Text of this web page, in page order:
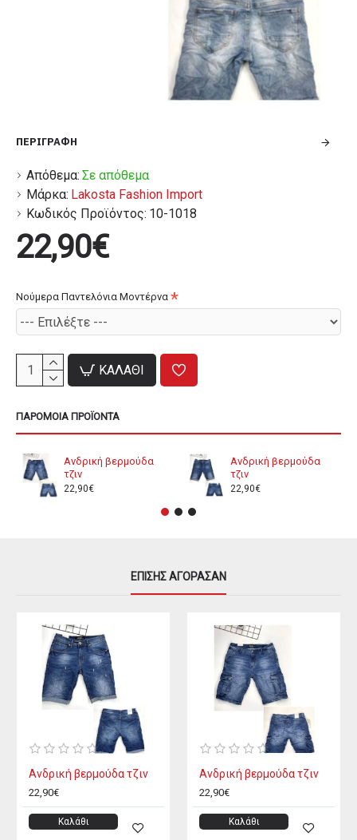
ΠΕΡΙΓΡΑΦΉ
22,90€
Απόθεμα: Σε απόθεμα
Μάρκα: Lakosta Fashion Import
Κωδικός Προϊόντος: 10-1018
Νούμερα Παντελόνια Μοντέρνα
ΚΑΛΆΘΙ
ΠΑΡΌΜΟΙΑ ΠΡΟΪΌΝΤΑ
Ανδρική βερμούδα
τζιν
22,90€
Ανδρική βερμούδα
τζιν
22,90€
ΕΠΊΣΗΣ ΑΓΌΡΑΣΑΝ
Ανδρική βερμούδα τζιν
22,90€
Καλάθι
Ανδρική βερμούδα τζιν
22,90€
Καλάθι